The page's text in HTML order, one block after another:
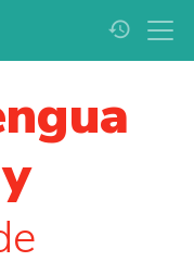
history